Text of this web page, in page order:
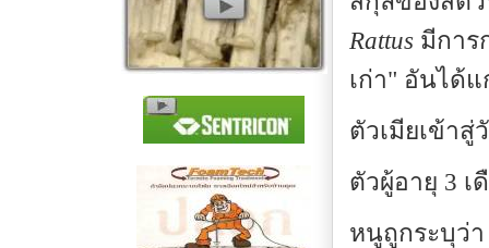
Rattus มีการ
เก่า" อันได้
ตัวเมียเข้าสู่
ตัวผู้อายุ 3
หนูถูกระบุว่